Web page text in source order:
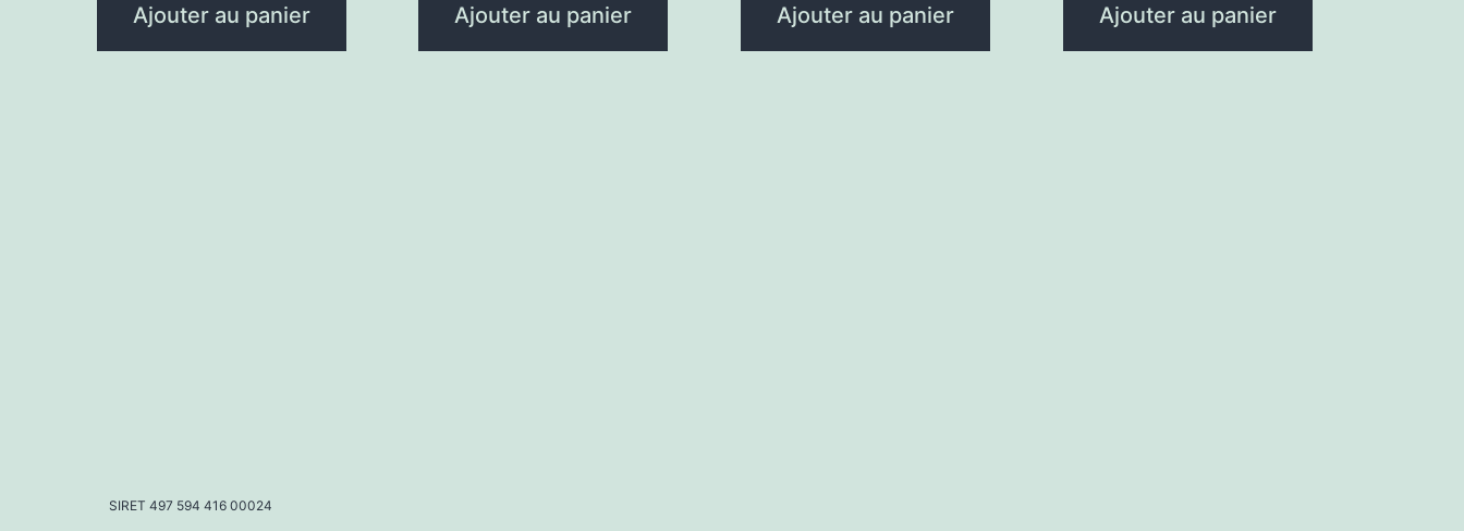
Ajouter au panier Ajouter au panier Ajouter au panier Ajouter au panier
SIRET 497 594 416 00024